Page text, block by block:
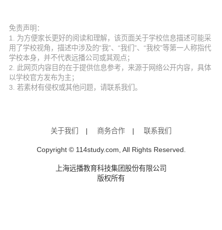
免责声明：
1. 为方便家长更好的阅读和理解，该页面关于学校信息描述可能采
用了学校视角，描述中涉及的“我”、“我们”、“我校”等第一人称指代
学校本身，并不代表远播公司或其观点；
2. 此网页内容目的在于提供信息参考，来源于网络公开内容，具体
以学校官方发布为主；
3. 若素材有侵权或其他问题，请联系我们。
关于我们 | 商务合作 | 联系我们
Copyright © 114study.com, All Rights Reserved.
上海远播教育科技集团股份有限公司
版权所有